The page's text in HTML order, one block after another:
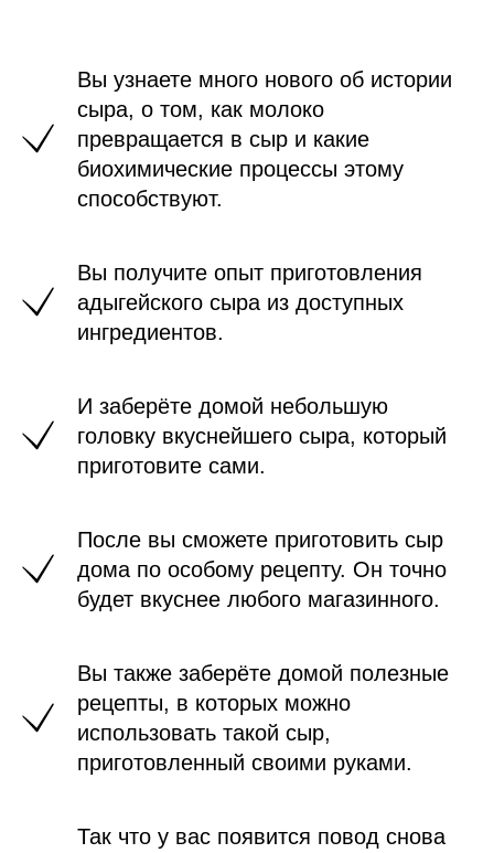
Вы узнаете много нового об истории
сыра, о том, как молоко
превращается в сыр и какие
биохимические процессы этому
способствуют.
Вы получите опыт приготовления
адыгейского сыра из доступных
ингредиентов.
И заберёте домой небольшую
головку вкуснейшего сыра, который
приготовите сами.
После вы сможете приготовить сыр
дома по особому рецепту. Он точно
будет вкуснее любого магазинного.
Вы также заберёте домой полезные
рецепты, в которых можно
использовать такой сыр,
приготовленный своими руками.
Так что у вас появится повод снова